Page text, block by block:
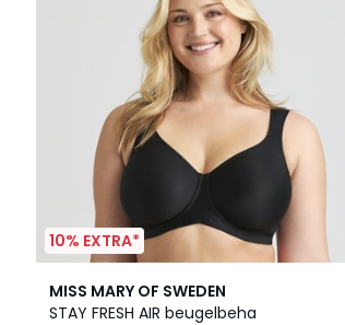
10% EXTRA*
MISS MARY OF SWEDEN
STAY FRESH AIR beugelbeha
5
/